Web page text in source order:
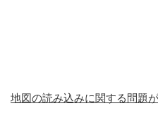
地図の読み込みに関する問題